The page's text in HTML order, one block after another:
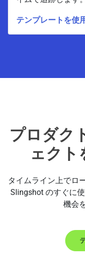
テンプレートを使
プロダク
ェクト
タイムライン上でロ
Slingshot のすぐに
機会